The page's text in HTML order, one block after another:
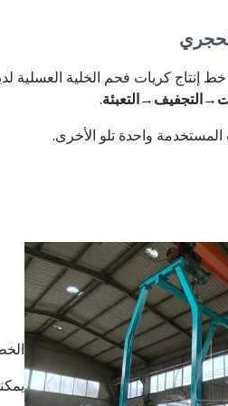
كريات فحم الخلية العسلية
.
واحدة تلو الأخرى.